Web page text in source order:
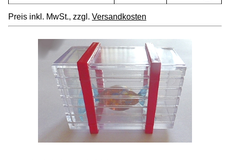
Preis inkl. MwSt., zzgl. Versandkosten